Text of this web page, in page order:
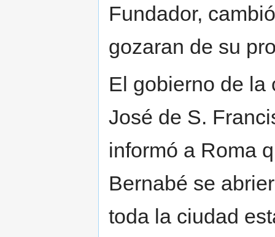
Fundador,
gozaran de su
El gobierno de la
José de S.
informó a Roma
Bernabé se
toda la ciudad